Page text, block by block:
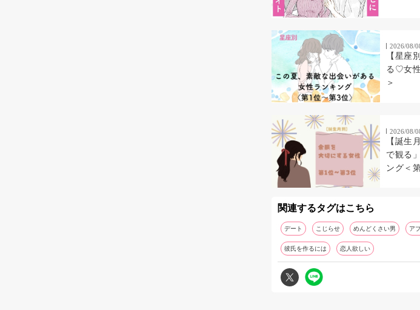
2026/08/
【星座
る♡女
＞
2026/08/
【誕生
で観る
ング＜
関連するタグはこちら
デート こじらせ めんどくさい男 ア
彼氏を作るには 恋人欲しい